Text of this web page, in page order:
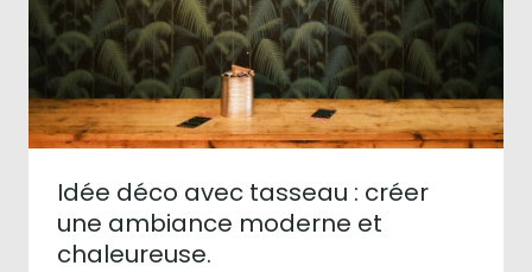
Idée déco avec tasseau : créer
une ambiance moderne et
chaleureuse.